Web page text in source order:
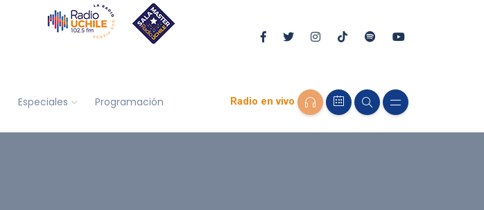
Especiales Programación Radio en vivo